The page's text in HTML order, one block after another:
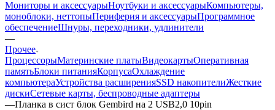
Мониторы и аксессуарыНоутбуки и аксессуарыКомпьютеры,
моноблоки, неттопыПериферия и аксессуарыПрограммное
обеспечениеШнуры, переходники, удлинители
—
Прочее
ПроцессорыМатеринские платыВидеокартыОперативная
памятьБлоки питанияКорпусаОхлаждение
компьютераУстройства расширенияSSD накопителиЖесткие
дискиСетевые карты, беспроводные адаптеры
—Планка в сист блок Gembird на 2 USB2,0 10pin